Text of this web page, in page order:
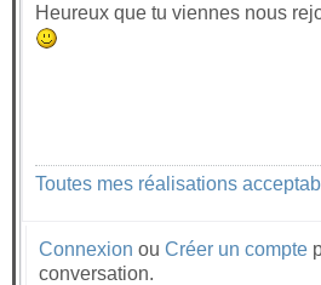
Heureux que tu viennes nous
Toutes mes réalisations
Connexion ou Créer un compte
conversation.